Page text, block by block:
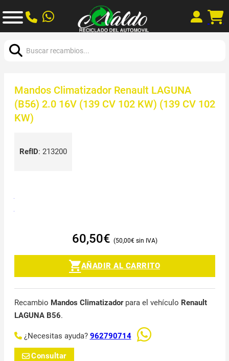
Mandos Climatizador Renault LAGUNA
(B56) 2.0 16V (139 CV 102 KW) (139 CV 102
KW)
RefID: 213200
60,50€ 50,00€
AÑADIR AL CARRITO
Recambio Mandos Climatizadorpara el vehículo Renault
LAGUNA B56.
¿Necesitas ayuda? 962790714
Consultar